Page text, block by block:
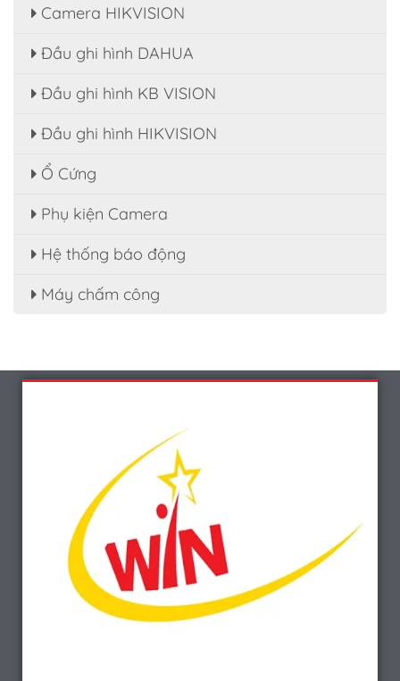
Camera HIKVISION
Đầu ghi hình DAHUA
Đầu ghi hình KB VISION
Đầu ghi hình HIKVISION
Ổ Cứng
Phụ kiện Camera
Hệ thống báo động
Máy chấm công